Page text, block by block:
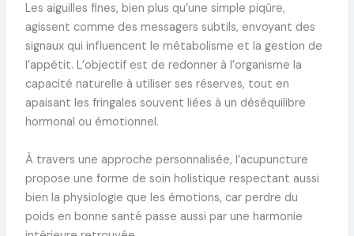
Les aiguilles fines, bien plus qu’une simple piqûre,
agissent comme des messagers subtils, envoyant des
signaux qui influencent le métabolisme et la gestion de
l’appétit. L’objectif est de redonner à l’organisme la
capacité naturelle à utiliser ses réserves, tout en
apaisant les fringales souvent liées à un déséquilibre
hormonal ou émotionnel.
À travers une approche personnalisée, l’acupuncture
propose une forme de soin holistique respectant aussi
bien la physiologie que les émotions, car perdre du
poids en bonne santé passe aussi par une harmonie